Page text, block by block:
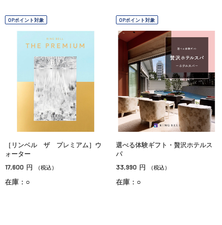
OPポイント対象
［リンベル ザ プレミアム］ウ
ォーター
17,600 円 （税込）
在庫：○
OPポイント対象
選べる体験ギフト・贅沢ホテルス
パ
33,990 円 （税込）
在庫：○